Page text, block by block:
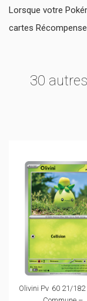
Lorsque votre
cartes
30
Olivini Pv 60 21/